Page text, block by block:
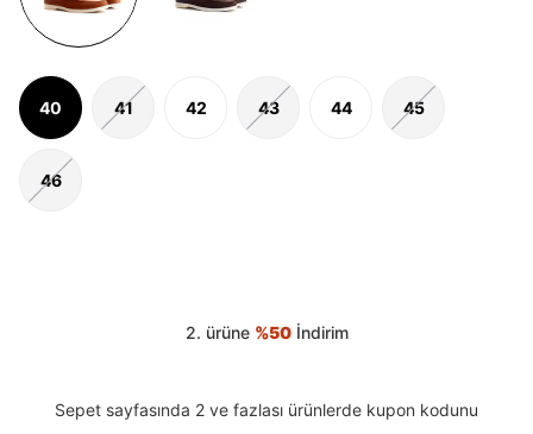
40 41 42 43 44 45
46
2. ürüne %50İndirim
Sepet sayfasında 2 ve fazlası ürünlerde kupon kodunu